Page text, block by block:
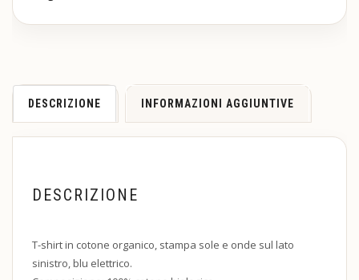
DESCRIZIONE INFORMAZIONI AGGIUNTIVE
DESCRIZIONE
T-shirt in cotone organico, stampa sole e onde sul lato
sinistro, blu elettrico.